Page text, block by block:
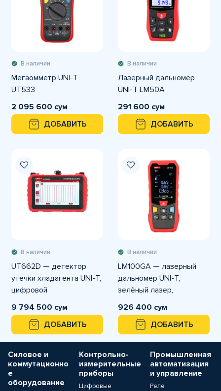
В наличии
Мегаомметр UNI-T
UT533
2 095 600 сум
ДОБАВИТЬ
В наличии
Лазерный дальномер
UNI-T LM50A
291 600 сум
ДОБАВИТЬ
В наличии
UT662D — детектор
утечки хладагента UNI-T,
цифровой
9 794 500 сум
ДОБАВИТЬ
В наличии
LM100GA — лазерный
дальномер UNI-T,
зелёный лазер,
дальность 100 м,
точность ±2 мм, память и
подсветка.
926 400 сум
ДОБАВИТЬ
Силовое и
коммутационно
е
оборудование
Контрольно-
измерительные
приборы
Цифровые
Промышленная
автоматизация
и управление
Реле